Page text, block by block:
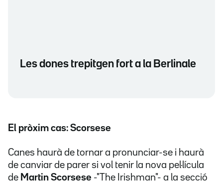
Les dones trepitgen fort a la Berlinale
El pròxim cas: Scorsese
Canes haurà de tornar a pronunciar-se i haurà
de canviar de parer si vol tenir la nova pel·lícula
de Martin Scorsese -"The Irishman"- a la secció